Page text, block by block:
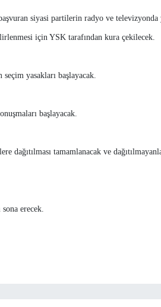
siyasi partilerin radyo ve televizyonda
için YSK tarafından kura çekilecek.
yasakları başlayacak.
başlayacak.
dağıtılması tamamlanacak ve
sona erecek.